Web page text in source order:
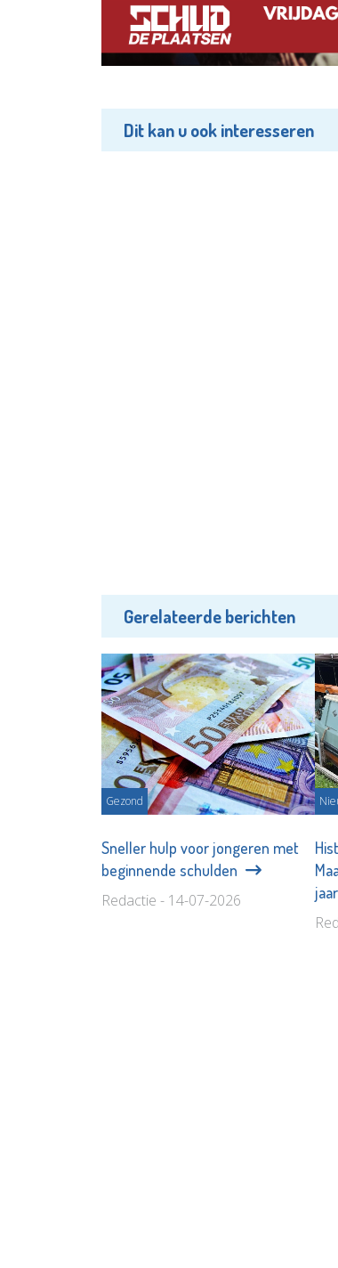
Dit kan u ook interesseren
Gerelateerde berichten
Gezond
Sneller hulp voor jongeren met
beginnende schulden
Redactie - 14-07-2026
jaar